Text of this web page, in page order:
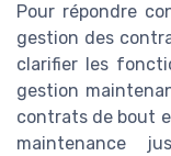
Pour répondre
gestion des
clarifier les
gestion
contrats de bout
maintenance